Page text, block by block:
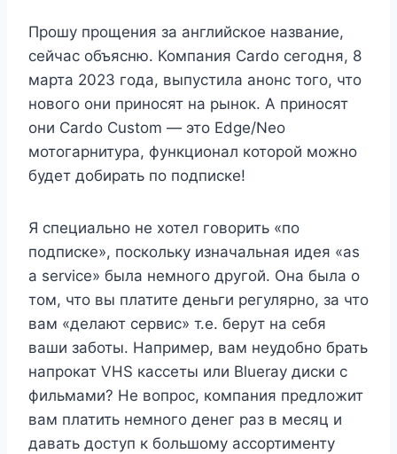
Прошу прощения за английское название,
сейчас объясню. Компания Cardo сегодня, 8
марта 2023 года, выпустила анонс того, что
нового они приносят на рынок. А приносят
они Cardo Custom — это Edge/Neo
мотогарнитура, функционал которой можно
будет добирать по подписке!
Я специально не хотел говорить «по
подписке», поскольку изначальная идея «as
a service» была немного другой. Она была о
том, что вы платите деньги регулярно, за что
вам «делают сервис» т.е. берут на себя
ваши заботы. Например, вам неудобно брать
напрокат VHS кассеты или Blueray диски с
фильмами? Не вопрос, компания предложит
вам платить немного денег раз в месяц и
давать доступ к большому ассортименту